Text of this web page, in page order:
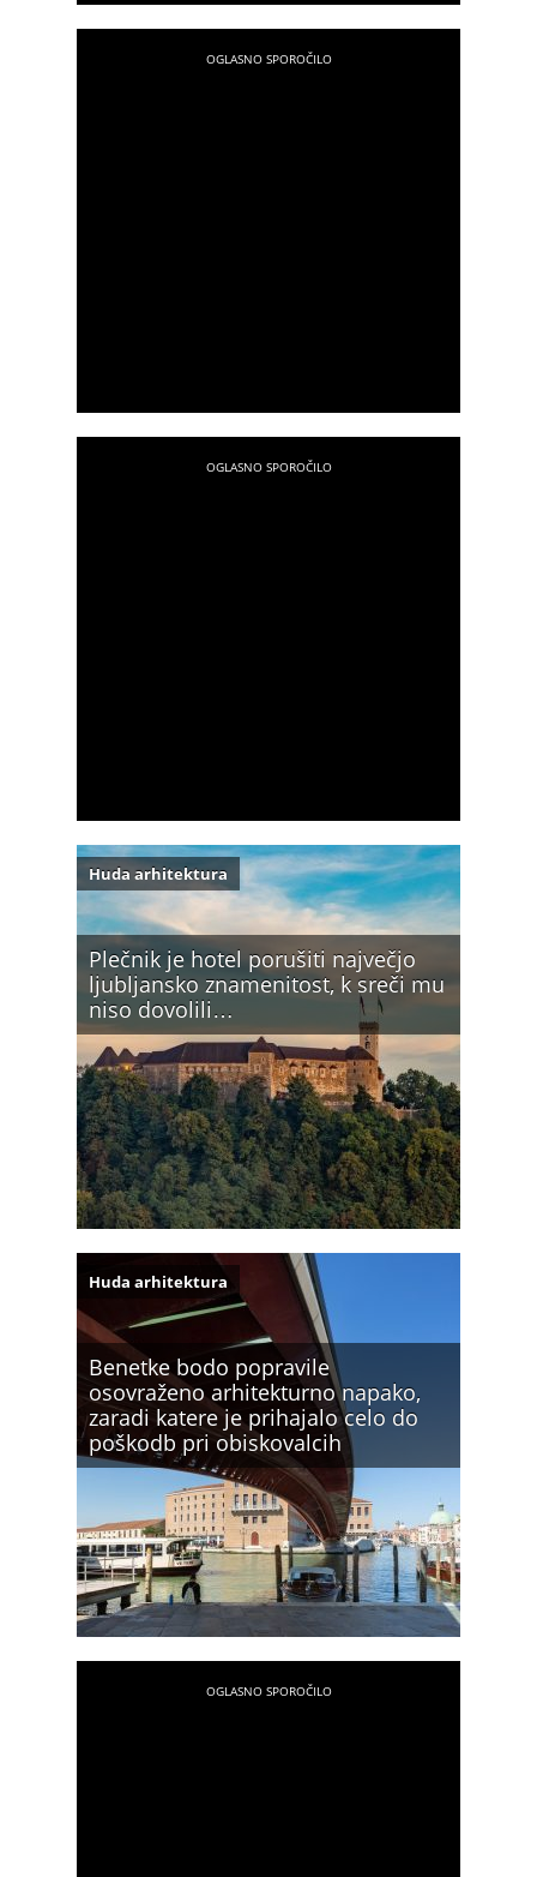
Plečnik je hotel porušiti največjo
ljubljansko znamenitost, k sreči mu
niso dovolili…
Huda arhitektura
Benetke bodo popravile
osovraženo arhitekturno napako,
zaradi katere je prihajalo celo do
poškodb pri obiskovalcih
Huda arhitektura